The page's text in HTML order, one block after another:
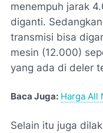
menempuh jarak
diganti.
transmisi bisa
mesin (12.000)
yang ada di deler
Baca Juga: Harga All
Selain itu juga